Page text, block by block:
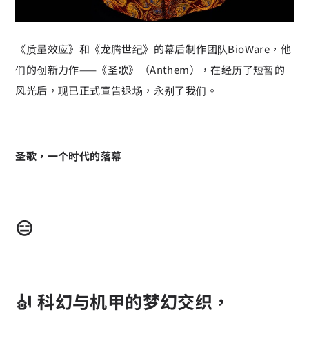
《质量效应》和《龙腾世纪》的幕后制作团队BioWare，他
们的创新力作——《圣歌》（Anthem），在经历了短暂的
风光后，现已正式宣告退场，永别了我们。
圣歌，一个时代的落幕
😑
🎻 科幻与机甲的梦幻交织，